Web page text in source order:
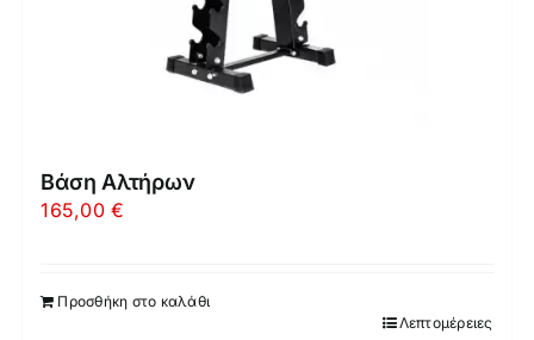
Βάση Αλτήρων
165,00€
Προσθήκη στο καλάθι
Λεπτομέρειες